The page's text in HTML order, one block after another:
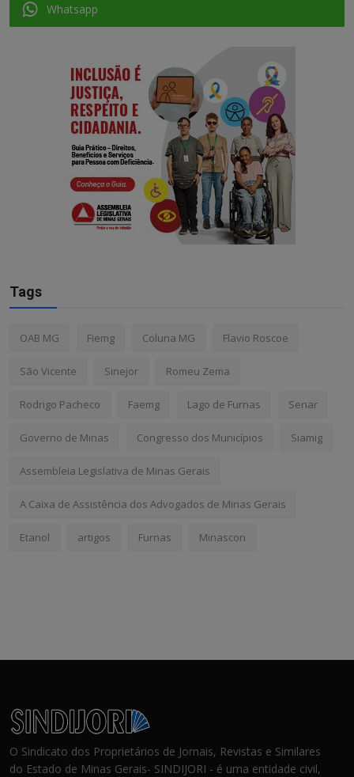
Whatsapp
Tags
OAB MG Fiemg Coluna MG Flavio Roscoe
São Vicente Sinejor Romeu Zema
Rodrigo Pacheco Faemg Lago de Furnas Senar
Governo de Minas Congresso dos Municípios Siamig
Assembleia Legislativa de Minas Gerais
A Caixa de Assistência dos Advogados de Minas Gerais
Etanol artigos Furnas Minascon
O Sindicato dos Proprietários de Jornais, Revistas e Similares
do Estado de Minas Gerais- SINDIJORI - é uma entidade civil,